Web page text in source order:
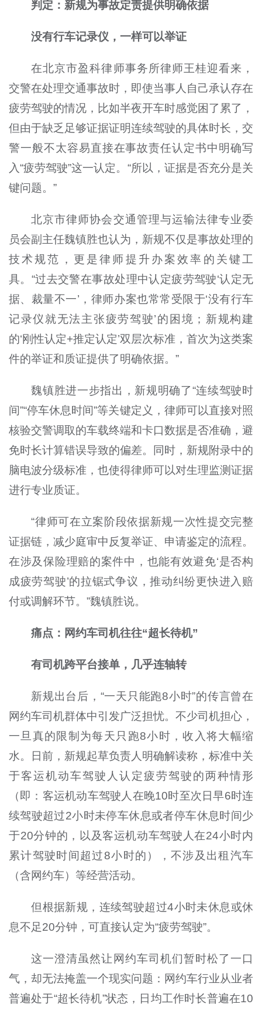
判定：新规为事故定责提供明确依据
没有行车记录仪，一样可以举证
在北京市盈科律师事务所律师王桂迎看来，
交警在处理交通事故时，即使当事人自己承认存在
疲劳驾驶的情况，比如半夜开车时感觉困了累了，
但由于缺乏足够证据证明连续驾驶的具体时长，交
警一般不太容易直接在事故责任认定书中明确写
入“疲劳驾驶”这一认定。“所以，证据是否充分是关
键问题。”
北京市律师协会交通管理与运输法律专业委
员会副主任魏镇胜也认为，新规不仅是事故处理的
技术规范，更是律师提升办案效率的关键工
具。“过去交警在事故处理中认定疲劳驾驶‘认定无
据、裁量不一’，律师办案也常常受限于‘没有行车
记录仪就无法主张疲劳驾驶’的困境；新规构建
的‘刚性认定+推定认定’双层次标准，首次为这类案
件的举证和质证提供了明确依据。”
魏镇胜进一步指出，新规明确了“连续驾驶时
间”“停车休息时间”等关键定义，律师可以直接对照
核验交警调取的车载终端和卡口数据是否准确，避
免时长计算错误导致的偏差。同时，新规附录中的
脑电波分级标准，也使得律师可以对生理监测证据
进行专业质证。
“律师可在立案阶段依据新规一次性提交完整
证据链，减少庭审中反复举证、申请鉴定的流程。
在涉及保险理赔的案件中，也能有效避免‘是否构
成疲劳驾驶’的拉锯式争议，推动纠纷更快进入赔
付或调解环节。”魏镇胜说。
痛点：网约车司机往往“超长待机”
有司机跨平台接单，几乎连轴转
新规出台后，“一天只能跑8小时”的传言曾在
网约车司机群体中引发广泛担忧。不少司机担心，
一旦真的限制为每天只跑8小时，收入将大幅缩
水。日前，新规起草负责人明确解读称，标准中关
于客运机动车驾驶人认定疲劳驾驶的两种情形
（即：客运机动车驾驶人在晚10时至次日早6时连
续驾驶超过2小时未停车休息或者停车休息时间少
于20分钟的，以及客运机动车驾驶人在24小时内
累计驾驶时间超过8小时的），不涉及出租汽车
（含网约车）等经营活动。
但根据新规，连续驾驶超过4小时未休息或休
息不足20分钟，可直接认定为“疲劳驾驶”。
这一澄清虽然让网约车司机们暂时松了一口
气，却无法掩盖一个现实问题：网约车行业从业者
普遍处于“超长待机”状态，日均工作时长普遍在10